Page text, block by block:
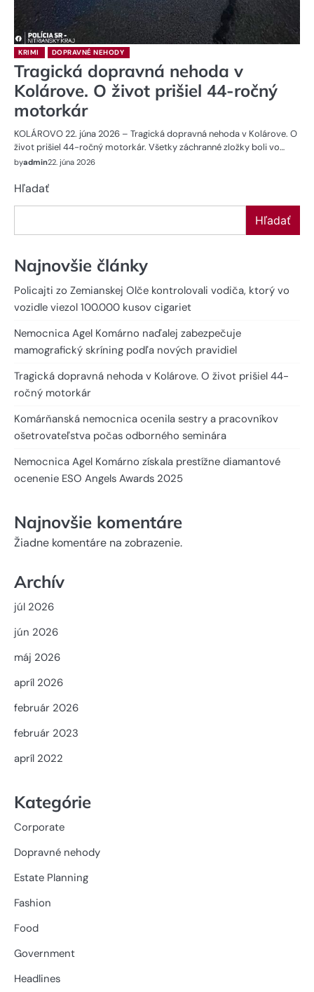
KRIMI DOPRAVNÉ NEHODY
Tragická dopravná nehoda v
Kolárove. O život prišiel 44-ročný
motorkár
KOLÁROVO 22. júna 2026 – Tragická dopravná nehoda v Kolárove. O
život prišiel 44-ročný motorkár. Všetky záchranné zložky boli vo…
byadmin22. júna 2026
Hľadať
Hľadať
Najnovšie články
Policajti zo Zemianskej Olče kontrolovali vodiča, ktorý vo
vozidle viezol 100.000 kusov cigariet
Nemocnica Agel Komárno naďalej zabezpečuje
mamografický skríning podľa nových pravidiel
Tragická dopravná nehoda v Kolárove. O život prišiel 44-
ročný motorkár
Komárňanská nemocnica ocenila sestry a pracovníkov
ošetrovateľstva počas odborného seminára
Nemocnica Agel Komárno získala prestížne diamantové
ocenenie ESO Angels Awards 2025
Najnovšie komentáre
Žiadne komentáre na zobrazenie.
Archív
júl 2026
jún 2026
máj 2026
apríl 2026
február 2026
február 2023
apríl 2022
Kategórie
Corporate
Dopravné nehody
Estate Planning
Fashion
Food
Government
Headlines